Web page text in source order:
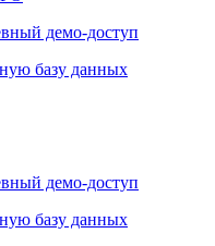
базу данных